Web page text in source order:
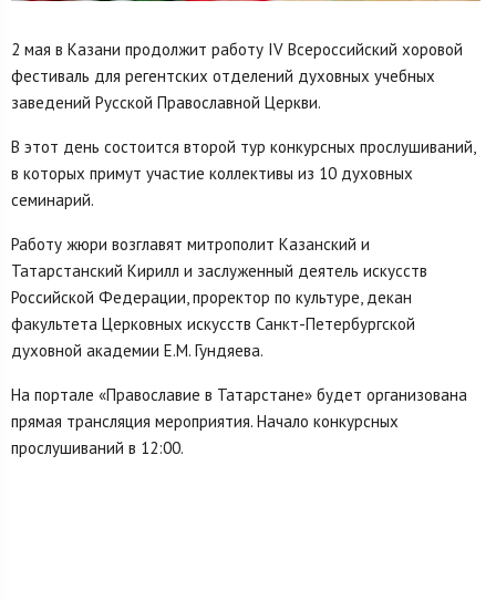
2 мая в Казани продолжит работу IV Всероссийский хоровой
фестиваль для регентских отделений духовных учебных
заведений Русской Православной Церкви.
В этот день состоится второй тур конкурсных прослушиваний,
в которых примут участие коллективы из 10 духовных
семинарий.
Работу жюри возглавят митрополит Казанский и
Татарстанский Кирилл и заслуженный деятель искусств
Российской Федерации, проректор по культуре, декан
факультета Церковных искусств Санкт-Петербургской
духовной академии Е.М. Гундяева.
На портале «Православие в Татарстане» будет организована
прямая трансляция мероприятия. Начало конкурсных
прослушиваний в 12:00.